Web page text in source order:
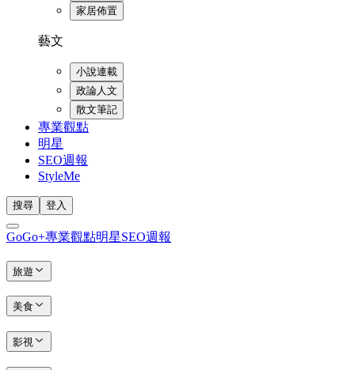
家居佈置
藝文
小說連載
政論人文
散文筆記
專業觀點
明星
SEO週報
StyleMe
搜尋 登入
GoGo+專業觀點明星SEO週報
旅遊
美食
影視